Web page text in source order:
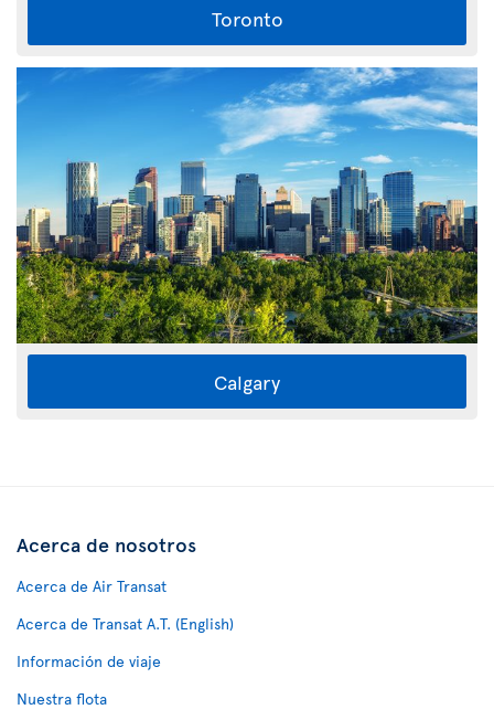
Toronto
Calgary
Acerca de nosotros
Acerca de Air Transat
Acerca de Transat A.T. (English)
Información de viaje
Nuestra flota